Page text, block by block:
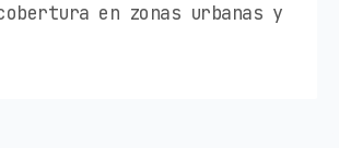
en zonas urbanas y